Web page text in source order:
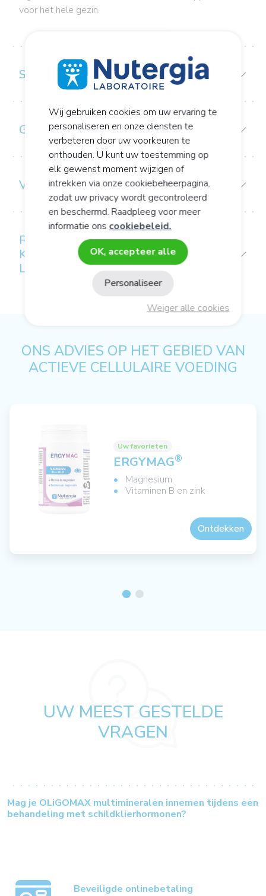
voor het hele gezin.
SAMENSTELLING
GEBRUIKS-/CONSERVERINGSADVIES:
VOORZORGEN BIJ GEBRUIK
RESPECT VOOR HET NATUURLIJKE
KARAKTER: HET KWALITEITSMERK
LABORATOIRE NUTERGIA
ONS ADVIES OP HET GEBIED VAN
ACTIEVE CELLULAIRE VOEDING
Uw favorieten
ERGYMAG®
Magnesium
Vitaminen B en zink
Ontdekken
UW MEEST GESTELDE
VRAGEN
Mag je OLiGOMAX multimineralen innemen tijdens een
behandeling met schildklierhormonen?
Beveiligde onlinebetaling
Wij gebruiken cookies om uw ervaring te
personaliseren en onze diensten te
verbeteren door uw voorkeuren te
onthouden. U kunt uw toestemming op
elk gewenst moment wijzigen of
intrekken via onze cookiebeheerpagina,
zodat uw privacy wordt gecontroleerd
en beschermd. Raadpleeg voor meer
informatie ons cookiebeleid.
OK, accepteer alle
Weiger alle cookies
Personaliseer